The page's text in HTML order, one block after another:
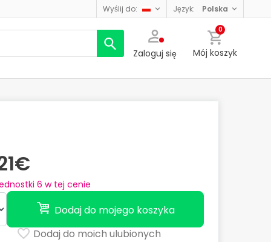
wyślij do: język: polska
Zaloguj się
0
Mój koszyk
6 w tej cenie
Dodaj do mojego koszyka
Dodaj do moich ulubionych